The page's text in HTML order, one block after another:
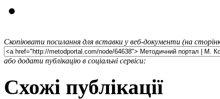
Скопіювати посилання для вставки у веб-документи (на
або додати публікацію в соціальні сервіси:
Схожі публікації